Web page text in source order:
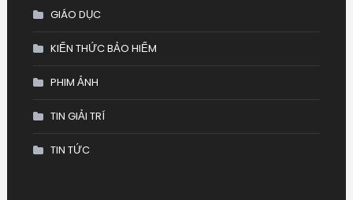
GIÁO DỤC
KIẾN THỨC BẢO HIỂM
PHIM ẢNH
TIN GIẢI TRÍ
TIN TỨC